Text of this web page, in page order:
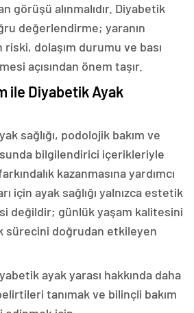
görüşü alınmalıdır. Diyabetik
değerlendirme; yaranın
dolaşım durumu ve bası
açısından önem taşır.
ile Diyabetik Ayak
sağlığı, podolojik bakım ve
bilgilendirici içerikleriyle
kazanmasına yardımcı
için ayak sağlığı yalnızca estetik
değildir; günlük yaşam kalitesini
sürecini doğrudan etkileyen
ayak yarası hakkında daha
tanımak ve bilinçli bakım